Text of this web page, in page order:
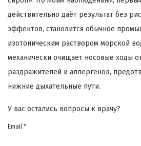
действительно даёт результат без
эффектов, становится обычное
изотоническим раствором морской
механически очищает носовые ходы
раздражителей и аллергенов,
нижние дыхательные пути.
У вас остались вопросы к врачу?
Email *